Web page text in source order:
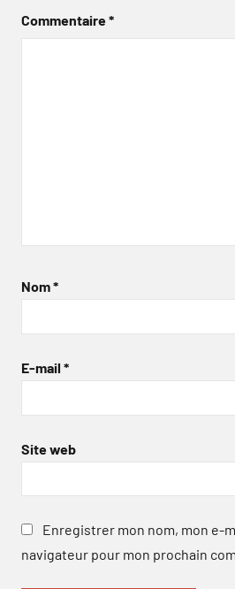
Commentaire*
Nom*
E-mail *
Site web
Enregistrer mon nom, mon e-
navigateur pour mon prochain